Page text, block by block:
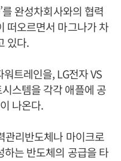
완성차회사와의 협력
떠오르면서 마그나가 차
있다.
트레인을, LG전자 VS
스템을 각각 애플에 공
나온다.
관리반도체나 마이크로
는 반도체의 공급을 타